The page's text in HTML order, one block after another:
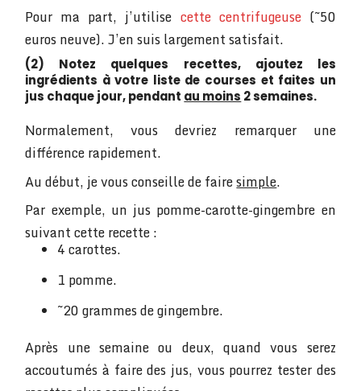
Pour ma part, j’utilise cette centrifugeuse(~50
euros neuve). J’en suis largement satisfait.
(2) Notez quelques recettes, ajoutez les
ingrédients à votre liste de courses et faites un
jus chaque jour, pendant au moins 2 semaines.
Normalement, vous devriez remarquer une
différence rapidement.
Au début, je vous conseille de fairesimple.
Par exemple, un jus pomme-carotte-gingembre en
suivant cette recette :
4 carottes.
1 pomme.
~20 grammes de gingembre.
Après une semaine ou deux, quand vous serez
accoutumés à faire des jus, vous pourrez tester des